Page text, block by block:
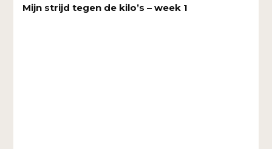
Mijn strijd tegen de kilo’s – week 1